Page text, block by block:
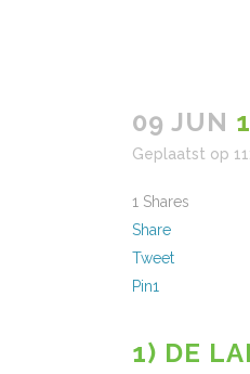
09 JUN
Geplaatst op
1 Shares
Share
Tweet
Pin1
1) DE